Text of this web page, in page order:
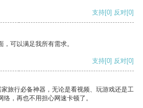
支持[0] 反对[0]
可以满足我所有需求。
支持[0] 反对[0]
旅行必备神器，无论是看视频、玩游戏还是工
，再也不用担心网速卡顿了。